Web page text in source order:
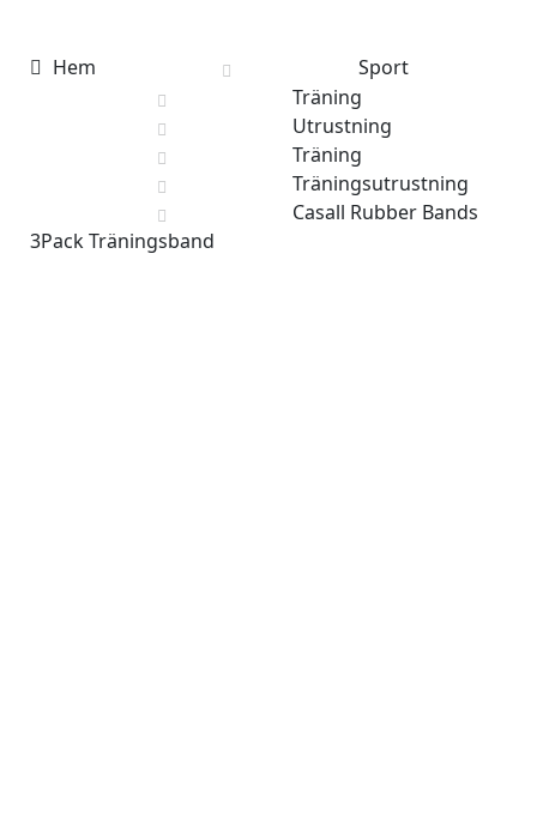
Hem
Sport
Träning
Utrustning
Träning
Träningsutrustning
Casall Rubber Bands
3Pack Träningsband